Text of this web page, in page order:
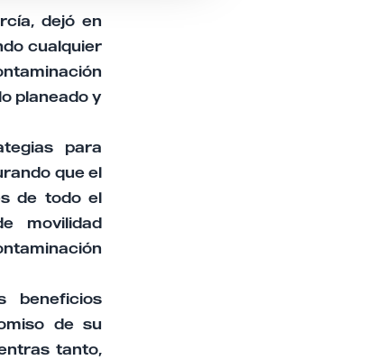
dejó en
cualquier
planeado y
para
que el
de todo el
movilidad
beneficios
de su
tanto,